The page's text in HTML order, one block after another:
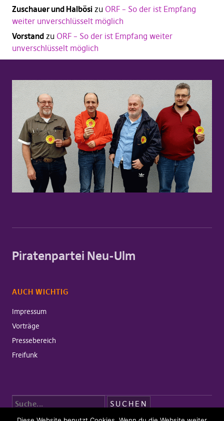
Zuschauer und Halbösi zu ORF – So der ist Empfang
weiter unverschlüsselt möglich
Vorstandzu ORF – So der ist Empfang weiter
unverschlüsselt möglich
Piratenpartei Neu-Ulm
AUCH WICHTIG
Impressum
Vorträge
Pressebereich
Freifunk